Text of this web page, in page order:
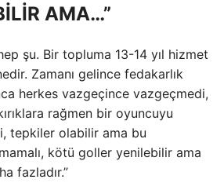
AMA…”
şu. Bir topluma 13-14 yıl hizmet
Zamanı gelince fedakarlık
herkes vazgeçince vazgeçmedi,
rağmen bir oyuncuyu
tepkiler olabilir ama bu
kötü goller yenilebilir ama
fazladır.”